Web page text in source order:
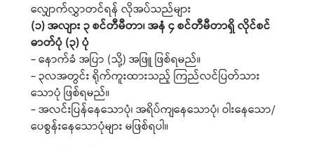
လျှောက်လွှာတင်ရန် လိုအပ်သည်များ
(၁) အလျား ၃ စင်တီမီတာ၊ အနံ ၄ စင်တီမီတာရှိ လိုင်စင်
ဓာတ်ပုံ (၃) ပုံ
- နောက်ခံ အပြာ (သို့) အဖြူ ဖြစ်ရမည်။
- ၃လအတွင်း ရိုက်ကူးထားသည့် ကြည်လင်ပြတ်သား
သောပုံ ဖြစ်ရမည်။
- အလင်းပြန်နေသောပုံ၊ အရိပ်ကျနေသောပုံ၊ ဝါးနေသော/
ပေစွန်းနေသောပုံများ မဖြစ်ရပါ။